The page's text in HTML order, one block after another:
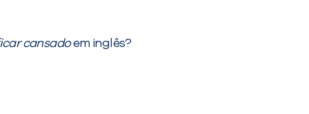
cansadoem inglês?